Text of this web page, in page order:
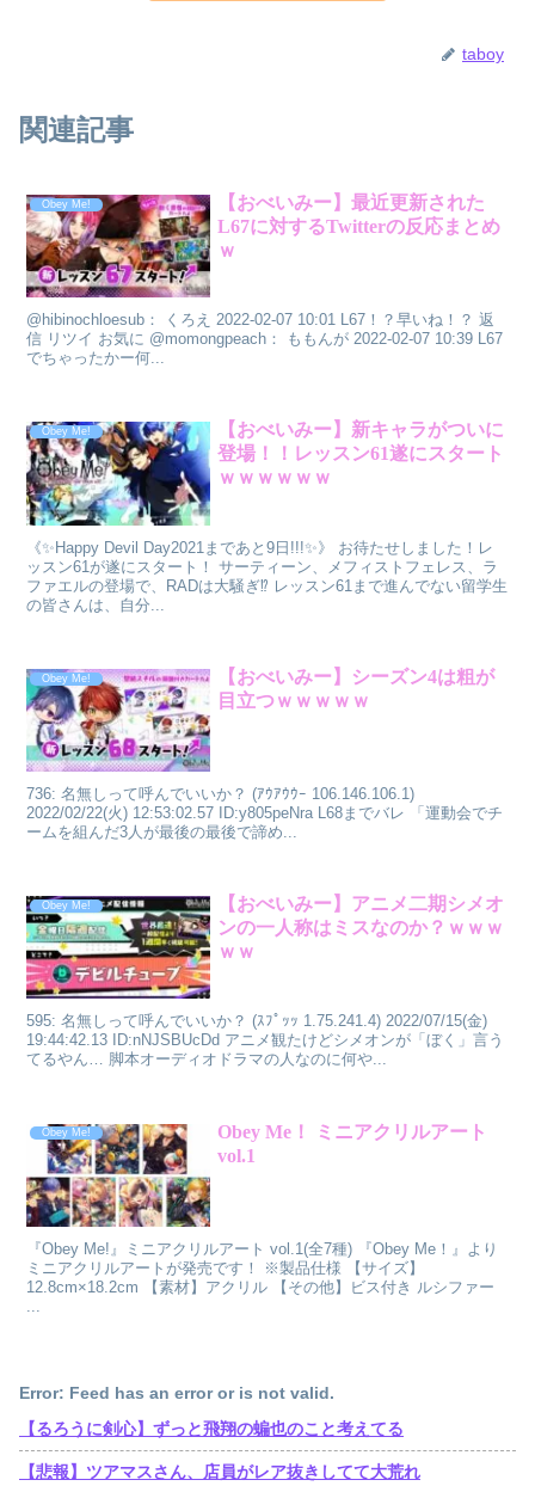
taboy
関連記事
Obey Me!
【おべいみー】最近更新された
L67に対するTwitterの反応まとめ
ｗ
@hibinochloesub： くろえ 2022-02-07 10:01 L67！？早いね！？ 返
信 リツイ お気に @momongpeach： ももんが 2022-02-07 10:39 L67
でちゃったかー何...
Obey Me!
【おべいみー】新キャラがついに
登場！！レッスン61遂にスタート
ｗｗｗｗｗｗ
《✨Happy Devil Day2021まであと9日!!!✨》 お待たせしました！レ
ッスン61が遂にスタート！ サーティーン、メフィストフェレス、ラ
ファエルの登場で、RADは大騒ぎ⁉ レッスン61まで進んでない留学生
の皆さんは、自分...
Obey Me!
【おべいみー】シーズン4は粗が
目立つｗｗｗｗｗ
736: 名無しって呼んでいいか？ (ｱｳｱｳｳｰ 106.146.106.1)
2022/02/22(火) 12:53:02.57 ID:y805peNra L68までバレ 「運動会でチ
ームを組んだ3人が最後の最後で諦め...
Obey Me!
【おべいみー】アニメ二期シメオ
ンの一人称はミスなのか？ｗｗｗ
ｗｗ
595: 名無しって呼んでいいか？ (ｽﾌﾟｯｯ 1.75.241.4) 2022/07/15(金)
19:44:42.13 ID:nNJSBUcDd アニメ観たけどシメオンが「ぼく」言う
てるやん… 脚本オーディオドラマの人なのに何や...
Obey Me!
Obey Me！ ミニアクリルアート
vol.1
『Obey Me!』ミニアクリルアート vol.1(全7種) 『Obey Me！』より
ミニアクリルアートが発売です！ ※製品仕様 【サイズ】
12.8cm×18.2cm 【素材】アクリル 【その他】ビス付き ルシファー
Error: Feed has an error or is not valid.
【るろうに剣心】ずっと飛翔の蝙也のこと考えてる
【悲報】ツアマスさん、店員がレア抜きしてて大荒れ